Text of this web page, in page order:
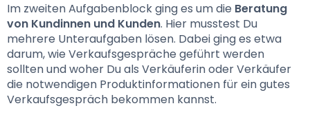
Im zweiten Aufgabenblock ging es um die Beratung
von Kundinnen und Kunden. Hier musstest Du
mehrere Unteraufgaben lösen. Dabei ging es etwa
darum, wie Verkaufsgespräche geführt werden
sollten und woher Du als Verkäuferin oder Verkäufer
die notwendigen Produktinformationen für ein gutes
Verkaufsgespräch bekommen kannst.